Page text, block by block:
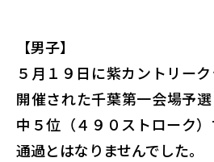
【男子】
５月１９日に紫カントリー
開催された千葉第一会場予
中５位（４９０ストローク
通過とはなりませんでした。